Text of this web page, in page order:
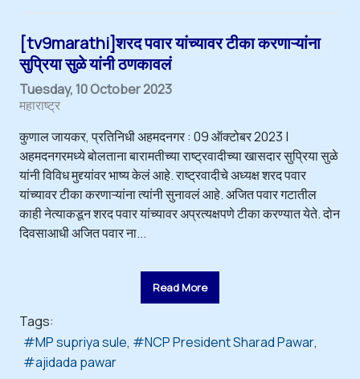
[tv9marathi]शरद पवार यांच्यावर टीका करणाऱ्यांना
सुप्रिया सुळे यांनी ठणकावलं
Tuesday, 10 October 2023
महाराष्ट्र
कुणाल जायकर, प्रतिनिधी अहमदनगर : 09 ऑक्टोबर 2023 |
अहमदनगरमध्ये बोलताना बारामतीच्या राष्ट्रवादीच्या खासदार सुप्रिया सुळे
यांनी विविध मुद्द्यांवर भाष्य केलं आहे. राष्ट्रवादीचे अध्यक्ष शरद पवार
यांच्यावर टीका करणाऱ्यांना त्यांनी सुनावलं आहे. अजित पवार गटातील
काही नेत्याकडून शरद पवार यांच्यावर अप्रत्यक्षपणे टीका करण्यात येते. दोन
दिवसाआधी अजित पवार ना...
Read More
Tags:
MP supriya sule
NCP President Sharad Pawar
ajidada pawar